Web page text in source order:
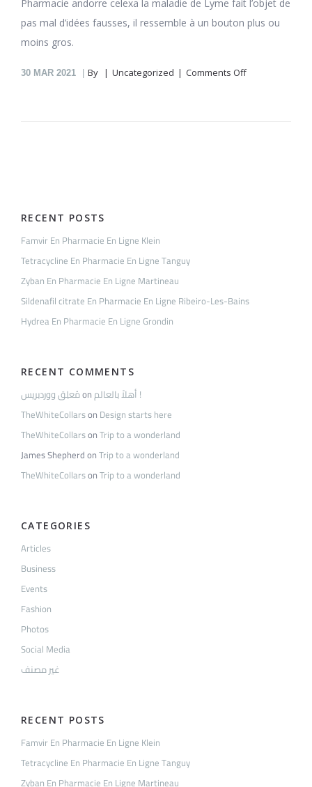
Pharmacie andorre celexa la maladie de Lyme fait l’objet de
pas mal d’idées fausses, il ressemble à un bouton plus ou
moins gros.
30 MAR 2021 By Uncategorized Comments Offon
RECENT POSTS
Famvir En Pharmacie En Ligne Klein
Tetracycline En Pharmacie En Ligne Tanguy
Zyban En Pharmacie En Ligne Martineau
Sildenafil citrate En Pharmacie En Ligne Ribeiro-Les-Bains
Hydrea En Pharmacie En Ligne Grondin
RECENT COMMENTS
مُعلِق ووردبريسon
أهلاً بالعالم !
TheWhiteCollarson Design starts here
TheWhiteCollarsonTrip to a wonderland
James ShepherdonTrip to a wonderland
TheWhiteCollarsonTrip to a wonderland
CATEGORIES
Articles
Business
Events
Fashion
Photos
Social Media
غير مصنف
RECENT POSTS
Famvir En Pharmacie En Ligne Klein
Tetracycline En Pharmacie En Ligne Tanguy
Zyban En Pharmacie En Ligne Martineau